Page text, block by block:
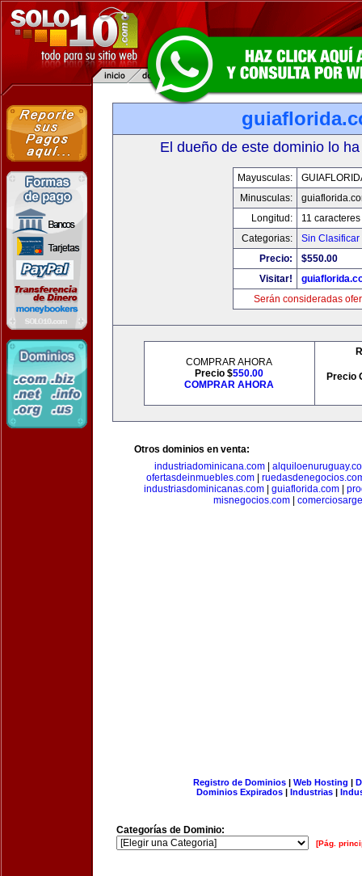
El dueño de este dominio lo
Mayusculas:
Minusculas:
Longitud:
11 caracteres
Categorias:
Sin Clasificar
Precio:
$550.00
Visitar!
Serán consideradas
COMPRAR AHORA
Precio $550.00
COMPRAR AHORA
Precio
Otros dominios en venta:
industriadominicana.com
ofertasdeinmuebles.com
industriasdominicanas.com
guiaflorida.com
misnegocios.com
Registro de Dominios| Web Hosting |
Dominios Expirados | Industrias |
Categorías de Dominio:
[Pág.